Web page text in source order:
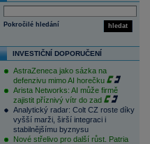
hledat
Pokročilé hledání
INVESTIČNÍ DOPORUČENÍ
AstraZeneca jako sázka na
defenzivu mimo AI horečku
Arista Networks: AI může firmě
zajistit příznivý vítr do zad
Analytický radar: Colt CZ roste díky
vyšší marži, širší integraci i
stabilnějšímu byznysu
Nové střelivo pro další růst. Patria